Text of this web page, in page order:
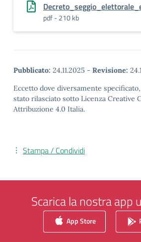
pdf - 210 kb
Pubblicato: 24.11.2025 - Revisione:
Eccetto dove diversamente
stato rilasciato sotto Licenza Creative
Attribuzione 4.0 Italia.
Stampa / Condividi
Scarica la nostra app
App Store